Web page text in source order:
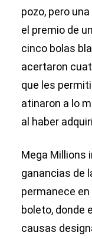
pozo, pero
el premio de
cinco bolas
acertaron
que les
atinaron a lo
al haber
Mega Millions
ganancias de
permanece
boleto, donde
causas